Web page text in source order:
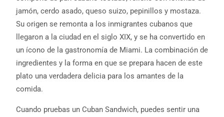
jamón, cerdo asado, queso suizo, pepinillos y mostaza.
Su origen se remonta a los inmigrantes cubanos que
llegaron a la ciudad en el siglo XIX, y se ha convertido en
un ícono de la gastronomía de Miami. La combinación de
ingredientes y la forma en que se prepara hacen de este
plato una verdadera delicia para los amantes de la
comida.
Cuando pruebas un Cuban Sandwich, puedes sentir una